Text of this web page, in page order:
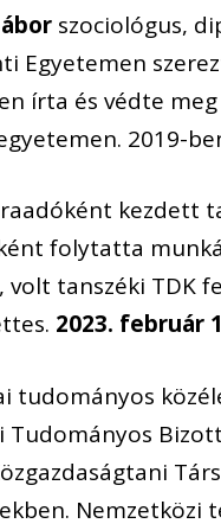
szociológus,
Egyetemen
írta és védte
2019-
kezdett
folytatta
volt tanszéki TDK
2023. február
tudományos
Tudományos
Nemzetközi